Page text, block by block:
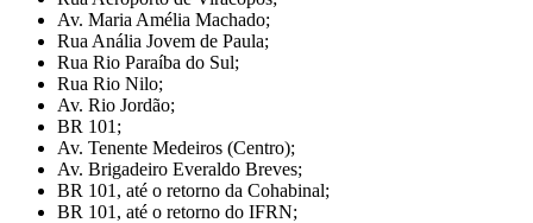
Av. Maria Amélia Machado;
Rua Anália Jovem de Paula;
Rua Rio Paraíba do Sul;
Rua Rio Nilo;
Av. Rio Jordão;
BR 101;
Av. Tenente Medeiros (Centro);
Av. Brigadeiro Everaldo Breves;
BR 101, até o retorno da Cohabinal;
BR 101, até o retorno do IFRN;